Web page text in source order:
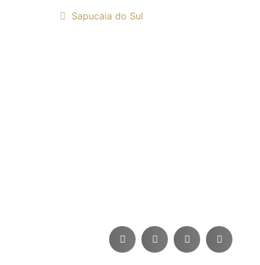
Sapucaia do Sul